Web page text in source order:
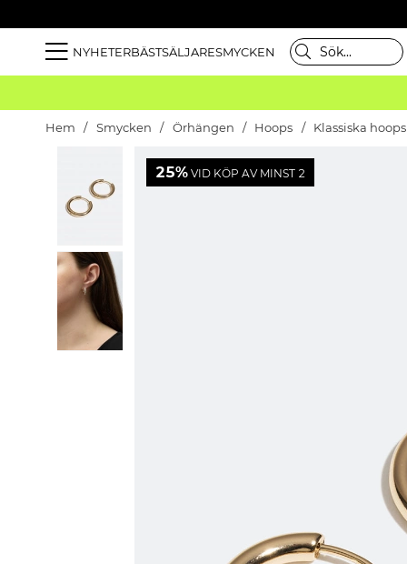
NYHETERBÄSTSÄLJARESMYCKEN
Hem Smycken Örhängen Hoops Klassiska hoops
25% VID KÖP AV MINST 2